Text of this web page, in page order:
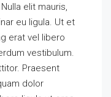
elit mauris,
eu ligula. Ut et
erat vel libero
vestibulum.
Praesent
dolor